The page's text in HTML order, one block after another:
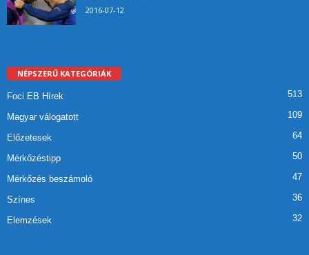
2016-07-12
NÉPSZERŰ KATEGÓRIÁK
Foci EB Hírek 513
Magyar válogatott 109
Előzetesek 64
Mérkőzéstipp 50
Mérkőzés beszámoló 47
Színes 36
Elemzések 32